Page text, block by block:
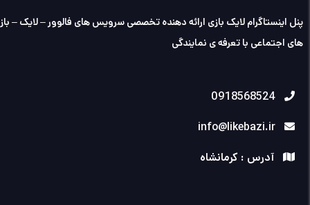
پنل اینستاگرام لایک بازی ارائه دهنده تخصصی سرویس های فالوور – لایک –
های اجتماعی با تعرفه ی نمایندگی
0918568524
info@likebazi.ir
آدرس : کرمانشاه